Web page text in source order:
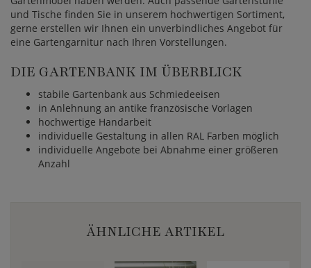
und Tische finden Sie in unserem hochwertigen Sortiment,
gerne erstellen wir Ihnen ein unverbindliches Angebot für
eine Gartengarnitur nach Ihren Vorstellungen.
DIE GARTENBANK IM ÜBERBLICK
stabile Gartenbank aus Schmiedeeisen
in Anlehnung an antike französische Vorlagen
hochwertige Handarbeit
individuelle Gestaltung in allen RAL Farben möglich
individuelle Angebote bei Abnahme einer größeren
Anzahl
ÄHNLICHE ARTIKEL